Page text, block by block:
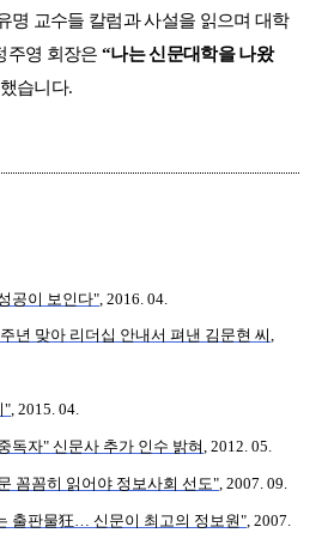
명 교수들 칼럼과 사설을 읽으며 대학
주영 회장은 “나는 신문대학을 나왔
습니다.
공이 보인다", 2016. 04.
년 맞아 리더십 안내서 펴낸 김문현 씨,
", 2015. 04.
독자" 신문사 추가 인수 밝혀, 2012. 05.
꼼꼼히 읽어야 정보사회 선도", 2007. 09.
출판물狂… 신문이 최고의 정보원", 2007.